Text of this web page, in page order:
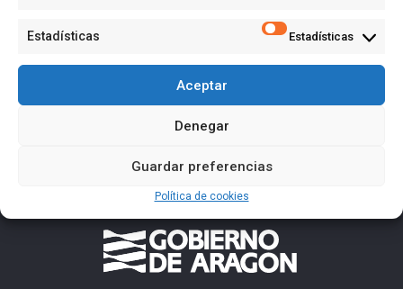
Estadísticas Estadísticas
Aceptar
Denegar
Guardar preferencias
Política de cookies